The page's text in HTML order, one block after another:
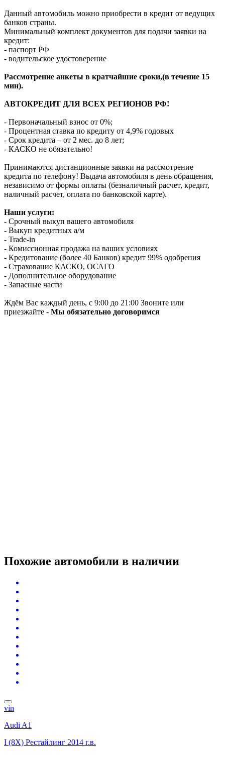
Данный автомобиль можно приобрести в кредит от ведущих
банков страны.
Минимальный комплект документов для подачи заявки на
кредит:
- паспорт РФ
- водительское удостоверение
Рассмотрение анкеты в кратчайшие сроки,(в течение 15
мин).
АВТОКРЕДИТ ДЛЯ ВСЕХ РЕГИОНОВ РФ!
- Первоначальный взнос от 0%;
- Процентная ставка по кредиту от 4,9% годовых
- Срок кредита – от 2 мес. до 8 лет;
- КАСКО не обязательно!
Принимаются дистанционные заявки на рассмотрение
кредита по телефону! Выдача автомобиля в день обращения,
независимо от формы оплаты (безналичный расчет, кредит,
наличный расчет, оплата по банковской карте).
Наши услуги:
- Срочный выкуп вашего автомобиля
- Выкуп кредитных а/м
- Trade-in
- Комиссионная продажа на ваших условиях
- Кредитование (более 40 Банков) кредит 99% одобрения
- Страхование КАСКО, ОСАГО
- Дополнительное оборудование
- Запасные части
Ждём Вас каждый день, с 9:00 до 21:00 Звоните или
приезжайте - Мы обязательно договоримся
Похожие автомобили в наличии
vin
Audi A1
I (8X) Рестайлинг 2014 г.в.